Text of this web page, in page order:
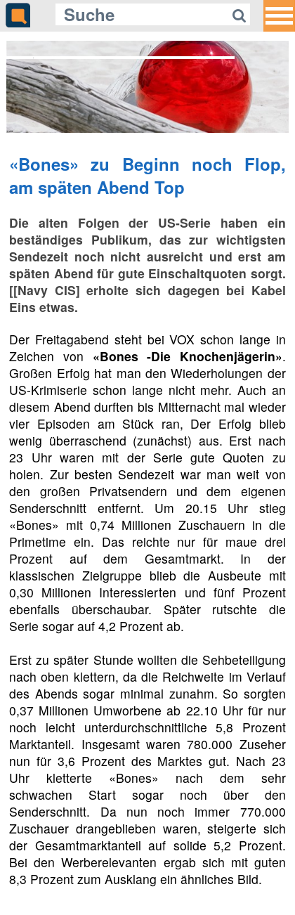
Gleich auf Quotenmeter:
YouTuber: Filmanalyse – Wolfgang
M. Schmitt denkt Kino neu
«Bones» zu Beginn noch Flop,
am späten Abend Top
Die alten Folgen der US-Serie haben ein
beständiges Publikum, das zur wichtigsten
Sendezeit noch nicht ausreicht und erst am
späten Abend für gute Einschaltquoten sorgt.
[[Navy CIS] erholte sich dagegen bei Kabel
Eins etwas.
Der Freitagabend steht bei VOX schon lange in
Zeichen von «Bones -Die Knochenjägerin».
Großen Erfolg hat man den Wiederholungen der
US-Krimiserie schon lange nicht mehr. Auch an
diesem Abend durften bis Mitternacht mal wieder
vier Episoden am Stück ran, Der Erfolg blieb
wenig überraschend (zunächst) aus. Erst nach
23 Uhr waren mit der Serie gute Quoten zu
holen. Zur besten Sendezeit war man weit von
den großen Privatsendern und dem eigenen
Senderschnitt entfernt. Um 20.15 Uhr stieg
«Bones» mit 0,74 Millionen Zuschauern in die
Primetime ein. Das reichte nur für maue drei
Prozent auf dem Gesamtmarkt. In der
klassischen Zielgruppe blieb die Ausbeute mit
0,30 Millionen Interessierten und fünf Prozent
ebenfalls überschaubar. Später rutschte die
Serie sogar auf 4,2 Prozent ab.
Erst zu später Stunde wollten die Sehbeteiligung
nach oben klettern, da die Reichweite im Verlauf
des Abends sogar minimal zunahm. So sorgten
0,37 Millionen Umworbene ab 22.10 Uhr für nur
noch leicht unterdurchschnittliche 5,8 Prozent
Marktanteil. Insgesamt waren 780.000 Zuseher
nun für 3,6 Prozent des Marktes gut. Nach 23
Uhr kletterte «Bones» nach dem sehr
schwachen Start sogar noch über den
Senderschnitt. Da nun noch immer 770.000
Zuschauer drangeblieben waren, steigerte sich
der Gesamtmarktanteil auf solide 5,2 Prozent.
Bei den Werberelevanten ergab sich mit guten
8,3 Prozent zum Ausklang ein ähnliches Bild.